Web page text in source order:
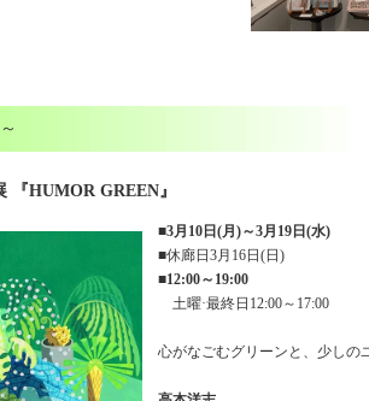
『HUMOR GREEN』
■3月10日(月)～3月19日(水)
■休廊日3月16日(日)
■12:00～19:00
土曜·最終日12:00～17:00
心がなごむグリーンと、少しの